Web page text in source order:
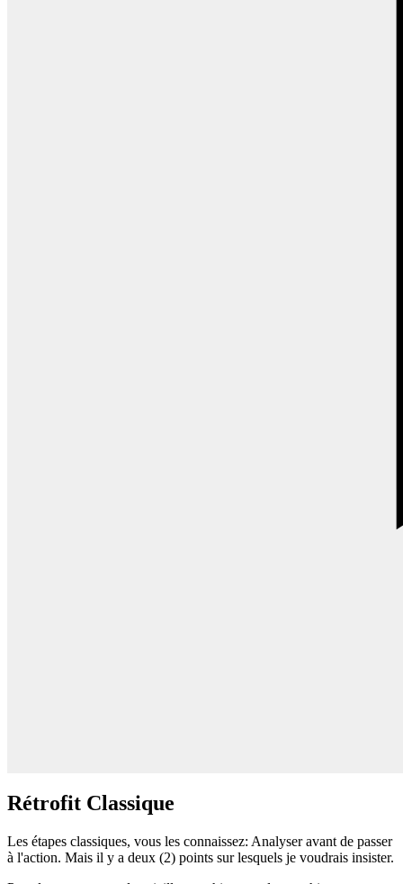
Rétrofit Classique
Les étapes classiques, vous les connaissez: Analyser avant de passer
à l'action. Mais il y a deux (2) points sur lesquels je voudrais insister.